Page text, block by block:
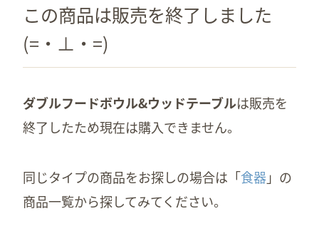
この商品は販売を終了しました
(=・⊥・=)
ダブルフードボウル&ウッドテーブルは販売を
終了したため現在は購入できません。
同じタイプの商品をお探しの場合は「食器」の
商品一覧から探してみてください。